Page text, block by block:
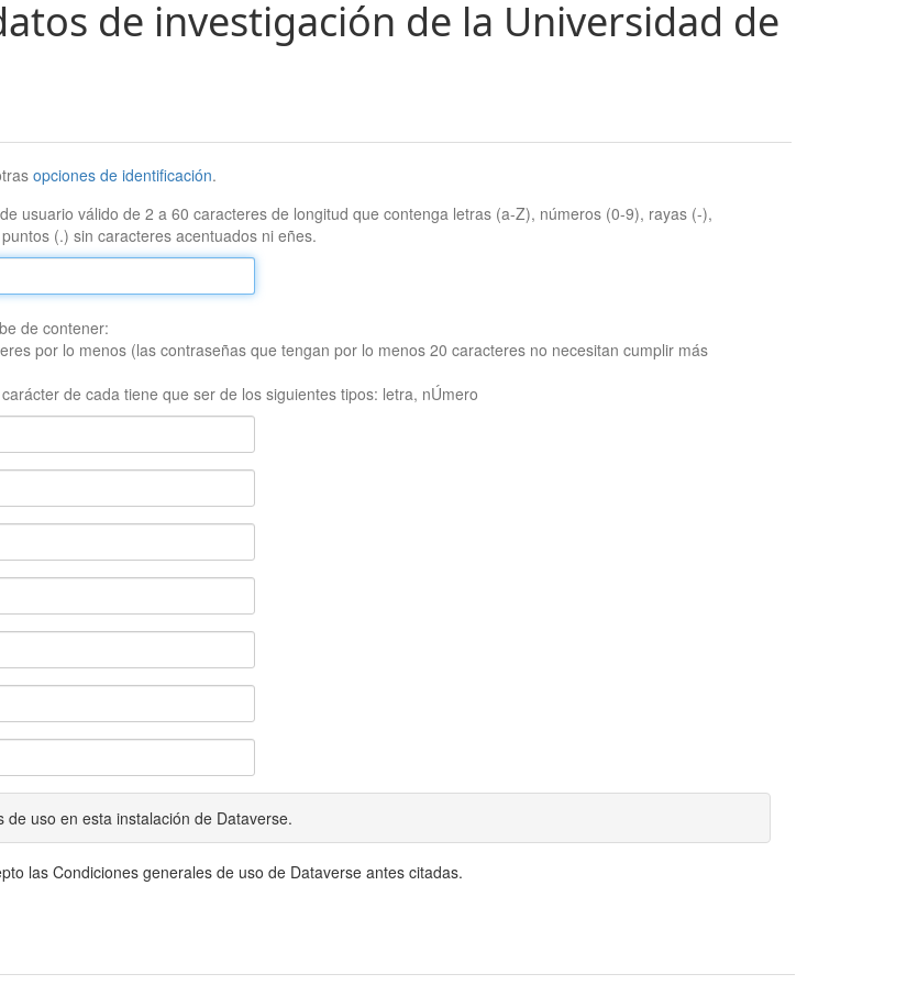
de investigación de la Universidad de
opciones de identificación.
usuario válido de 2 a 60 caracteres de longitud que contenga letras (a-Z), números (0-9), rayas (-),
(.) sin caracteres acentuados ni eñes.
de contener:
por lo menos (las contraseñas que tengan por lo menos 20 caracteres no necesitan cumplir más
de cada tiene que ser de los siguientes tipos: letra, nÚmero
de uso en esta instalación de Dataverse.
las Condiciones generales de uso de Dataverse antes citadas.